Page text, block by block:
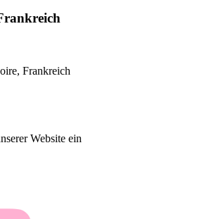
Frankreich
Website ein